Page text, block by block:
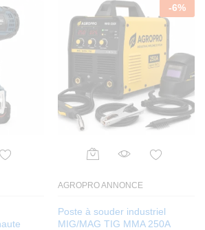
-6%
AGROPRO ANNONCE
Poste à souder industriel
MIG/MAG TIG MMA 250A